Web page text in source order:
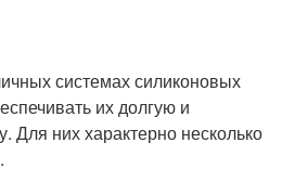
системах силиконовых
их долгую и
Для них характерно несколько